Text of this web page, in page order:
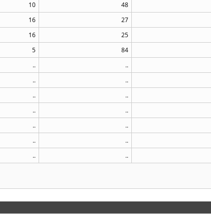
10 48
16 27
16 25
5 84
.. ..
.. ..
.. ..
.. ..
.. ..
.. ..
.. ..